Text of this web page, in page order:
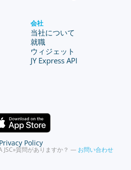
会社
当社について
就職
ウィジェット
JY Express API
JSC»質問がありますか？ — お問い合わせ
Privacy Policy